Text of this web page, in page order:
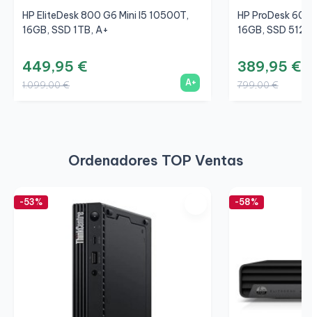
HP EliteDesk 800 G6 Mini I5 10500T,
16GB, SSD 1TB, A+
449,95 €
1.099,00 € A+
HP ProDesk
16GB, SSD
389,95 €
799,00 €
Ordenadores TOP Ventas
-53% -58%